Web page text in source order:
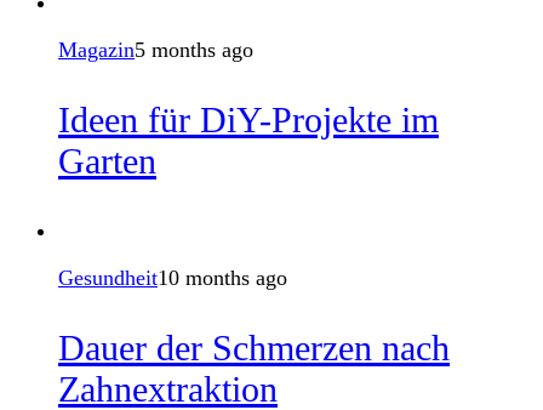
Magazin5 months ago
Ideen für DiY-Projekte im
Garten
Gesundheit10 months ago
Dauer der Schmerzen nach
Zahnextraktion